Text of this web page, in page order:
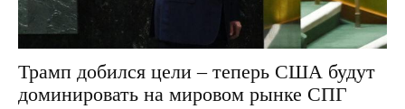
Трамп добился цели – теперь США будут
доминировать на мировом рынке СПГ